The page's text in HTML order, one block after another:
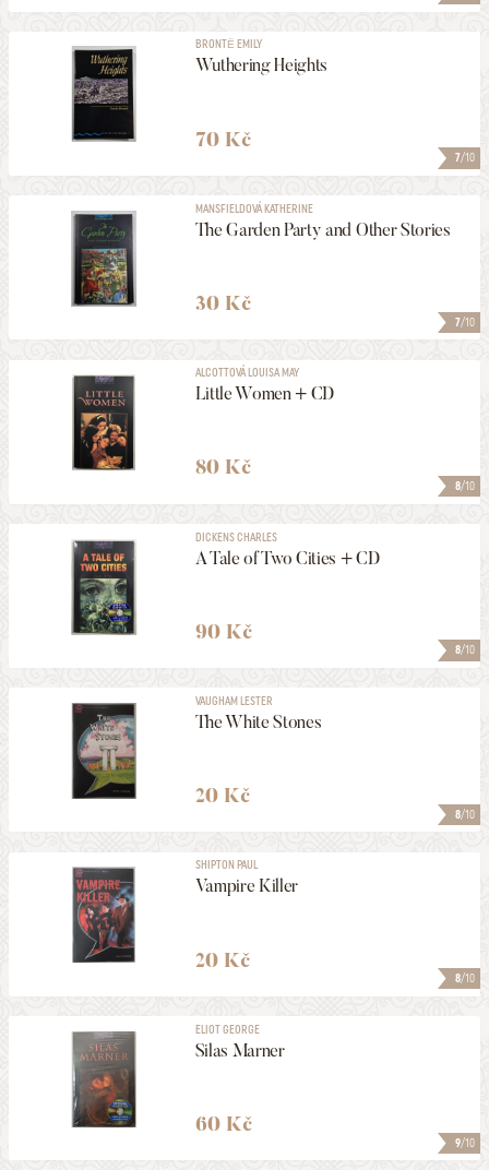
7/10
BRONTË EMILY
Wuthering Heights
70 Kč
7/10
MANSFIELDOVÁ KATHERINE
The Garden Party and Other Stories
30 Kč
8/10
ALCOTTOVÁ LOUISA MAY
Little Women + CD
80 Kč
8/10
DICKENS CHARLES
A Tale of Two Cities + CD
90 Kč
8/10
VAUGHAM LESTER
The White Stones
20 Kč
8/10
SHIPTON PAUL
Vampire Killer
20 Kč
9/10
ELIOT GEORGE
Silas Marner
60 Kč